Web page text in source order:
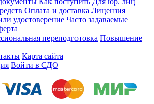
Оплата и доставка Лицензия
удостоверение Часто задаваемые
переподготовка Повышение
Карта сайта
Войти в СДО